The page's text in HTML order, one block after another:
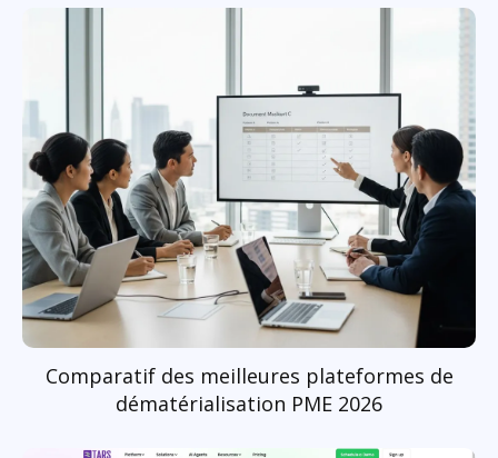
Comparatif des meilleures plateformes de
dématérialisation PME 2026